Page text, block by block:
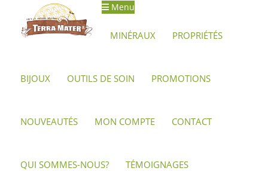
Aller
Aller
au
Menu
MINÉRAUX PROPRIÉTÉS
BIJOUX OUTILS DE SOIN PROMOTIONS
NOUVEAUTÉS MON COMPTE CONTACT
QUI SOMMES-NOUS? TÉMOIGNAGES
Accueil Archives
Pointe de cristal de roche semi brute limpide